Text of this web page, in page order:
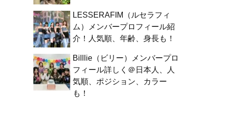
LESSERAFIM（ルセラフィ
ム）メンバープロフィール紹
介！人気順、年齢、身長も！
Billlie（ビリー）メンバープロ
フィール詳しく＠日本人、人
気順、ポジション、カラー
も！